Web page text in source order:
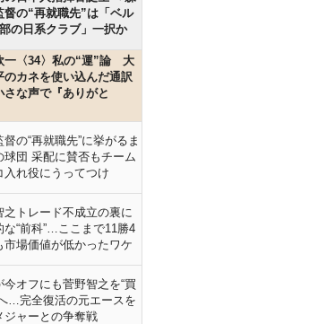
督の“再就職先”は「ベル
の日系クラブ」一択か
一〈34〉私の“運”論 大
のカネを使い込んだ通訳
さな声で『ありがと
督の“再就職先”に挙がるま
球団 采配に賛否もチーム
入れ役にうってつけ
之トレード不成立の裏に
な“前科”…ここまで11勝4
市場価値が低かったワケ
今オフにも菅野智之を“買
…完全復活の元エースを
ジャーとの争奪戦